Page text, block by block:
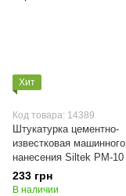
Хит
Код товара: 14389
Штукатурка цементно-
известковая машинного
нанесения Siltek РМ-10
25 кг
233 грн
В наличии